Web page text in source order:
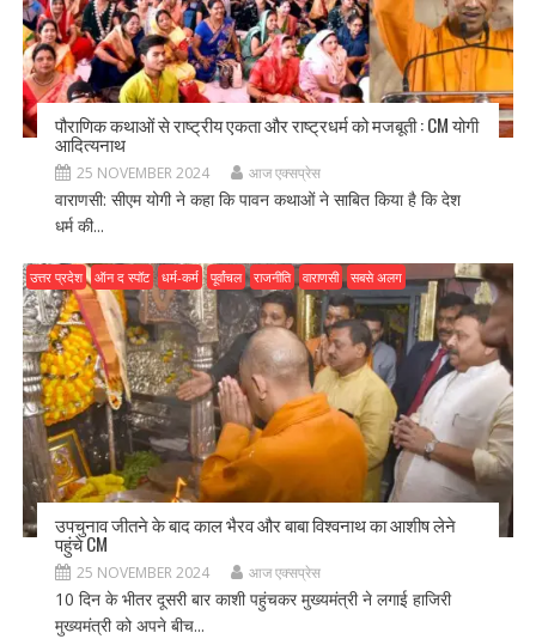
पौराणिक कथाओं से राष्ट्रीय एकता और राष्ट्रधर्म को मजबूती : CM योगी
आदित्यनाथ
25 NOVEMBER 2024 आज एक्सप्रेस
वाराणसी: सीएम योगी ने कहा कि पावन कथाओं ने साबित किया है कि देश
धर्म की...
उत्तर प्रदेश ऑन द स्पॉट धर्म-कर्म पूर्वांचल राजनीति वाराणसी सबसे अलग
उपचुनाव जीतने के बाद काल भैरव और बाबा विश्वनाथ का आशीष लेने
पहुंचे CM
25 NOVEMBER 2024 आज एक्सप्रेस
10 दिन के भीतर दूसरी बार काशी पहुंचकर मुख्यमंत्री ने लगाई हाजिरी
मुख्यमंत्री को अपने बीच...